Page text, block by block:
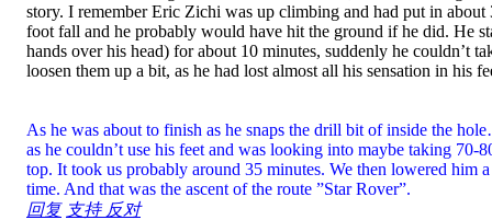
story. I remember Eric Zichi was up climbing and had put in
foot fall and he probably would have hit the ground if he did. He
hands over his head) for about 10 minutes, suddenly he couldn’t
loosen them up a bit, as he had lost almost all his sensation in his
As he was about to finish as he snaps the drill bit of inside the
as he couldn’t use his feet and was looking into maybe taking
top. It took us probably around 35 minutes. We then lowered him
time. And that was the ascent of the route ”Star Rover”.
回复 支持 反对